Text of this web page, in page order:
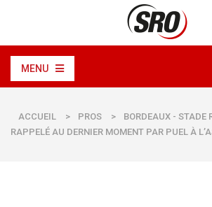
MENU
ACCUEIL > PROS >
BORDEAUX - STADE
RAPPELÉ AU DERNIER MOMENT PAR PUEL À